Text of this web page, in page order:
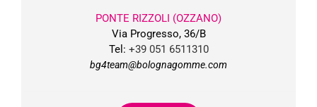
PONTE RIZZOLI (OZZANO)
Via Progresso, 36/B
Tel: +39 051 6511310
bg4team@bolognagomme.com